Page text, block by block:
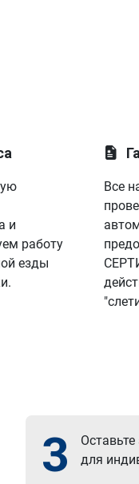
и
работу
езды
Все
3
для